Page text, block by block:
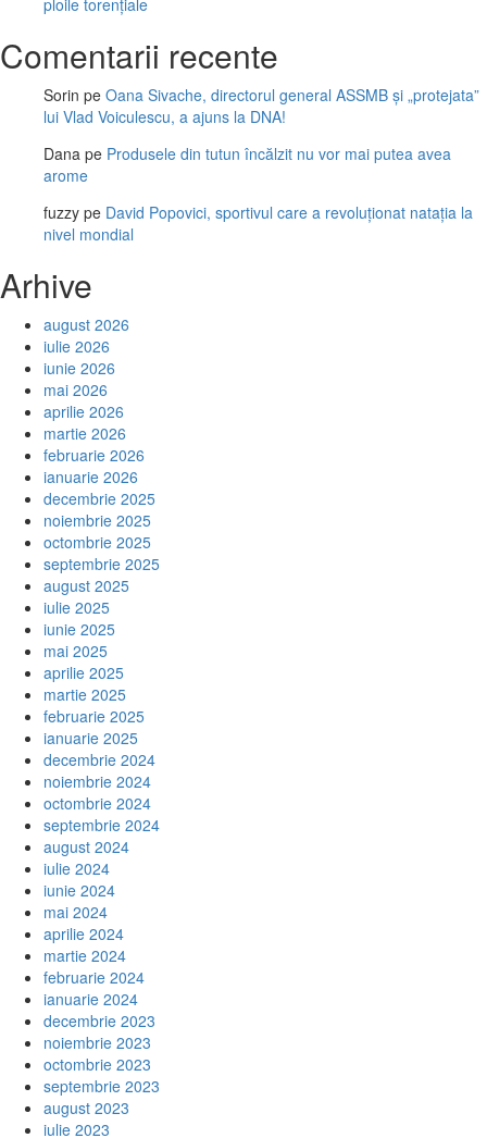
ploile torențiale
Comentarii recente
Sorin pe Oana Sivache, directorul general ASSMB și „protejata”
lui Vlad Voiculescu, a ajuns la DNA!
Dana pe Produsele din tutun încălzit nu vor mai putea avea
arome
fuzzy pe David Popovici, sportivul care a revoluționat natația la
nivel mondial
Arhive
august 2026
iulie 2026
iunie 2026
mai 2026
aprilie 2026
martie 2026
februarie 2026
ianuarie 2026
decembrie 2025
noiembrie 2025
octombrie 2025
septembrie 2025
august 2025
iulie 2025
iunie 2025
mai 2025
aprilie 2025
martie 2025
februarie 2025
ianuarie 2025
decembrie 2024
noiembrie 2024
octombrie 2024
septembrie 2024
august 2024
iulie 2024
iunie 2024
mai 2024
aprilie 2024
martie 2024
februarie 2024
ianuarie 2024
decembrie 2023
noiembrie 2023
octombrie 2023
septembrie 2023
august 2023
iulie 2023